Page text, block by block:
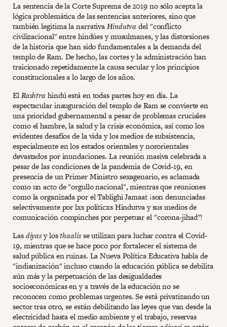
La sentencia de la Corte Suprema de 2019 no sólo acepta la
lógica problemática de las sentencias anteriores, sino que
también legitima la narrativaHindutva del "conflicto
civilizacional" entre hindúes y musulmanes, y las distorsiones
de la historia que han sido fundamentales a la demanda del
templo de Ram. De hecho, las cortes y la administración han
traicionado repetidamente la causa secular y los principios
constitucionales a lo largo de los años.
ElRashtra hindú está en todas partes hoy en día. La
espectacular inauguración del templo de Ram se convierte en
una prioridad gubernamental a pesar de problemas cruciales
como el hambre, la salud y la crisis económica, así como los
evidentes desafíos de la vida y los medios de subsistencia,
especialmente en los estados orientales y nororientales
devastados por inundaciones. La reunión masiva celebrada a
pesar de las condiciones de la pandemia de Covid-19, en
presencia de un Primer Ministro sexagenario, es aclamada
como un acto de "orgullo nacional", mientras que reuniones
como la organizada por el Tablighi Jamaat ¡son denunciadas
selectivamente por lxs políticxs Hindutva y sus medios de
comunicación compinches por perpetuar el "corona-jihad"!
Lasdiyasy losthaalisse utilizan para luchar contra el Covid-
19, mientras que se hace poco por fortalecer el sistema de
salud pública en ruinas. La Nueva Política Educativa habla de
"indianización" incluso cuando la educación pública se debilita
aún más y la perpetuación de las desigualdades
socioeconómicas en y a través de la educación no se
reconocen como problemas urgentes. Se está privatizando un
sector tras otro, se están debilitando las leyes que van desde la
electricidad hasta el medio ambiente y el trabajo, reservas